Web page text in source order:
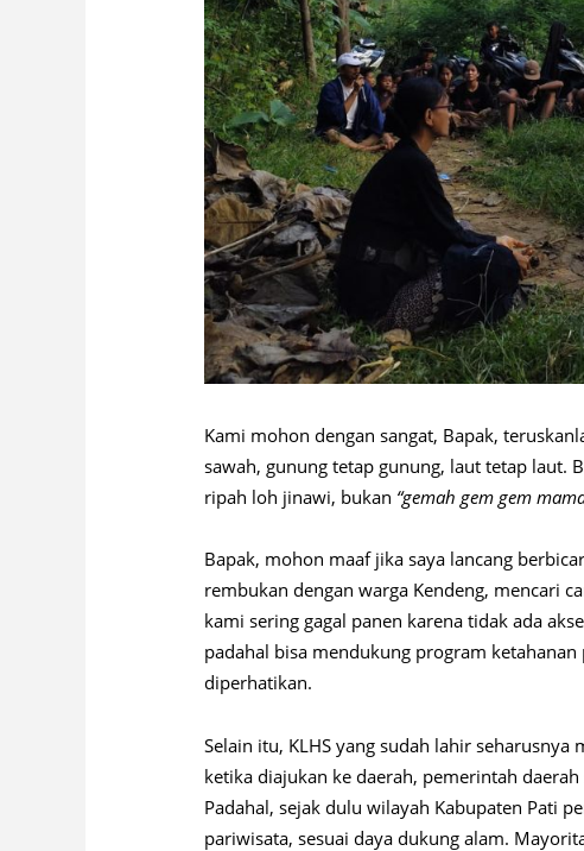
Kami mohon dengan sangat, Bapak,
sawah, gunung tetap gunung, laut tetap laut.
ripah loh jinawi, bukan “gemah gem gem
Bapak, mohon maaf jika saya lancang
rembukan dengan warga Kendeng, mencari
kami sering gagal panen karena tidak ada
padahal bisa mendukung program
diperhatikan.
Selain itu, KLHS yang sudah lahir
ketika diajukan ke daerah, pemerintah
Padahal, sejak dulu wilayah Kabupaten Pati
pariwisata, sesuai daya dukung alam.